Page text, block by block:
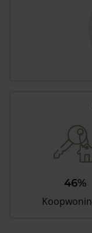
46%